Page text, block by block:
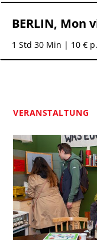
BERLIN, Mon
1 Std 30 Min | 10 €
VERANSTALTUNG